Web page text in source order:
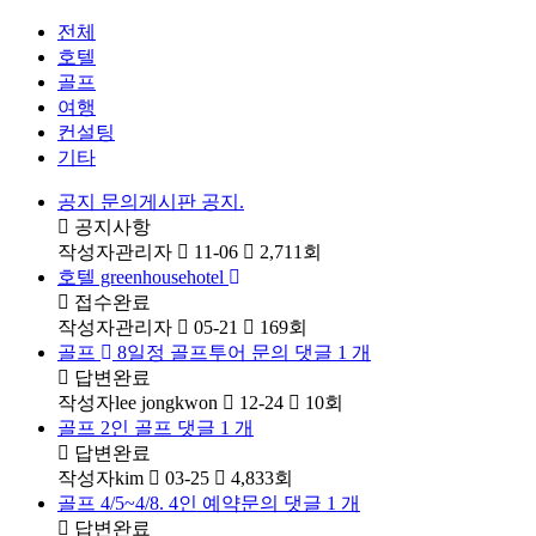
전체
호텔
골프
여행
컨설팅
기타
공지
문의게시판 공지.
공지사항
작성자관리자 11-06 2,711 회
호텔 greenhousehotel
접수완료
작성자관리자 05-21 169회
골프
8일정 골프투어 문의 댓글 1 개
답변완료
작성자lee jongkwon 12-24 10회
골프 2인 골프 댓글 1 개
답변완료
작성자kim 03-25 4,833회
골프 4/5~4/8. 4인 예약문의 댓글 1 개
답변완료